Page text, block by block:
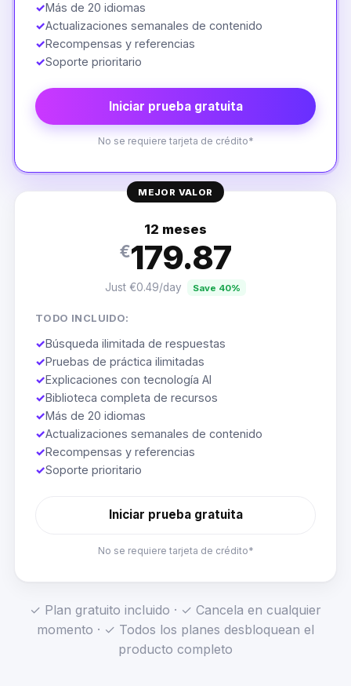
✓Más de 20 idiomas
✓Actualizaciones semanales de contenido
✓Recompensas y referencias
✓Soporte prioritario
Iniciar prueba gratuita
No se requiere tarjeta de crédito*
MEJOR VALOR
12 meses
€179.87
Just €0.49/day Save 40%
TODO INCLUIDO:
✓Búsqueda ilimitada de respuestas
✓Pruebas de práctica ilimitadas
✓Explicaciones con tecnología AI
✓Biblioteca completa de recursos
✓Más de 20 idiomas
✓Actualizaciones semanales de contenido
✓Recompensas y referencias
✓Soporte prioritario
Iniciar prueba gratuita
No se requiere tarjeta de crédito*
✓ Plan gratuito incluido · ✓ Cancela en cualquier
momento · ✓ Todos los planes desbloquean el
producto completo